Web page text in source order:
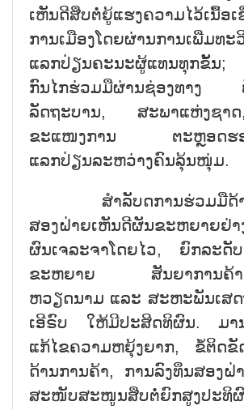
ເຫັນດີສືບຕໍ່ຍູ້ແຮງຄວາມໄວ້ເນື້ອເ
ການເມືອງໂດຍຜ່ານການເພີ່ມທະ
ແລກປ່ຽນຄະນະຜູ້ແທນທຸກຂັ້
ກົນໄກຮ່ວມມືຜ່ານຊ່ອງທ
ລັດຖະບານ, ສະພາແຫ່ງຊາ
ຂະແໜງການ ຕະຫຼອດຮອ
ແລກປ່ຽນລະຫວ່າງຄົນລຸ້ນໜຸ່ມ.
ສຳລັບດການຮ່ວມມືດ້ານ
ສອງຝ່າຍເຫັນດີຜັນຂະຫຍາຍຢ່າ
ຜົນເຈລະຈາໂດຍໄວ, ຍົກລະ
ຂະຫຍາຍ ສັນຍາການຄ້າເ
ຫວຽດນາມ ແລະ ສະຫະພັນເສ
ເອີຣົບ ໃຫ້ມີປະສິດທິຜົນ. ມາ
ແກ້ໄຂຄວາມຫຍຸ້ງຍາກ, ຂໍ້ຕິດຂັ
ດ້ານການຄ້າ, ການລົງທຶນສອງຝ່
ສະໜັບສະໜູນສືບຕໍ່ຍົກສູງປະທິຜົ